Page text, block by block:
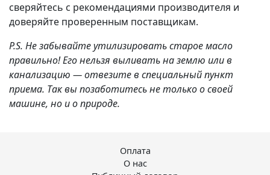
сверяйтесь с рекомендациями производителя и
доверяйте проверенным поставщикам.
P.S. Не забывайте утилизировать старое масло
правильно! Его нельзя выливать на землю или в
канализацию — отвезите в специальный пункт
приема. Так вы позаботитесь не только о своей
машине, но и о природе.
Оплата
О нас